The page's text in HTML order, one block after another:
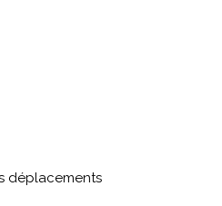
déplacements